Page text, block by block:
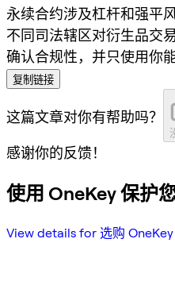
永续合约涉及杠杆和强平
不同司法辖区对衍生品交
确认合规性，并只使用你
复制链接
这篇文章对你有帮助吗？
感谢你的反馈！
使用 OneKey 保护
View details for 选购 OneKey